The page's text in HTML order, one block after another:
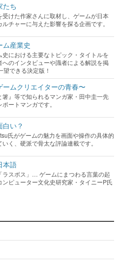
たち
けた作家さんに取材し、ゲームが日本
チャーに与えた影響を探る企画です。
ム産業史
史における主要なトピック・タイトルを
のインタビューや識者による解説を掲
できる決定版！
ムクリエイターの青春〜
箸』等で知られるマンガ家・田中圭一先
ートマンガです。
白い？
氏がゲームの魅力を画面や操作の具体的
く、硬派で骨太な評論連載です。
本語
ラスボス」… ゲームにまつわる言葉の起
ピューター文化史研究家・タイニーP氏